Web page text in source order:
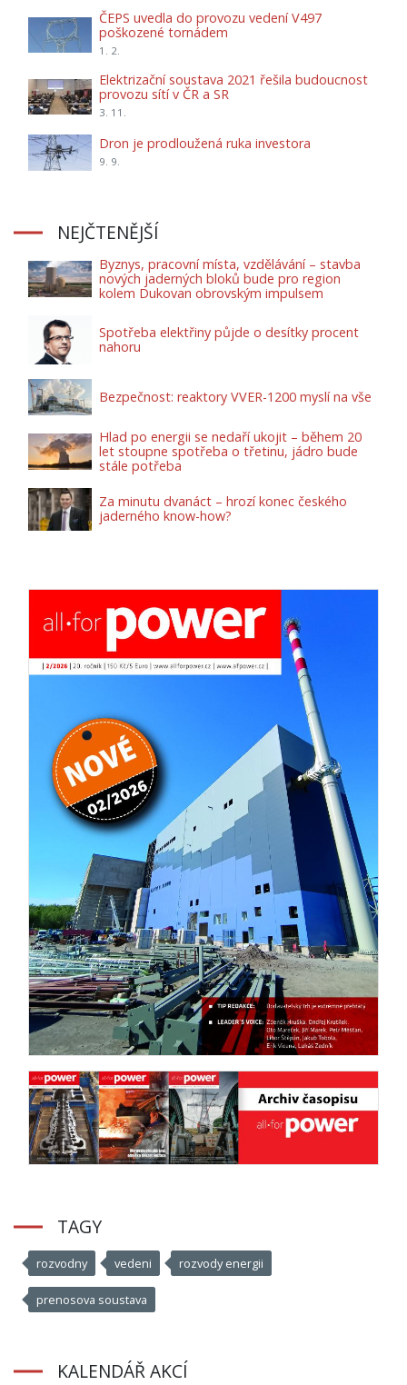
ČEPS uvedla do provozu vedení V497
poškozené tornádem
1. 2.
Elektrizační soustava 2021 řešila budoucnost
provozu sítí v ČR a SR
3. 11.
Dron je prodloužená ruka investora
9. 9.
NEJČTENĚJŠÍ
Byznys, pracovní místa, vzdělávání – stavba
nových jaderných bloků bude pro region
kolem Dukovan obrovským impulsem
Spotřeba elektřiny půjde o desítky procent
nahoru
Bezpečnost: reaktory VVER-1200 myslí na vše
Hlad po energii se nedaří ukojit – během 20
let stoupne spotřeba o třetinu, jádro bude
stále potřeba
Za minutu dvanáct – hrozí konec českého
jaderného know-how?
TAGY
rozvodny vedeni rozvody energii
prenosova soustava
KALENDÁŘ AKCÍ